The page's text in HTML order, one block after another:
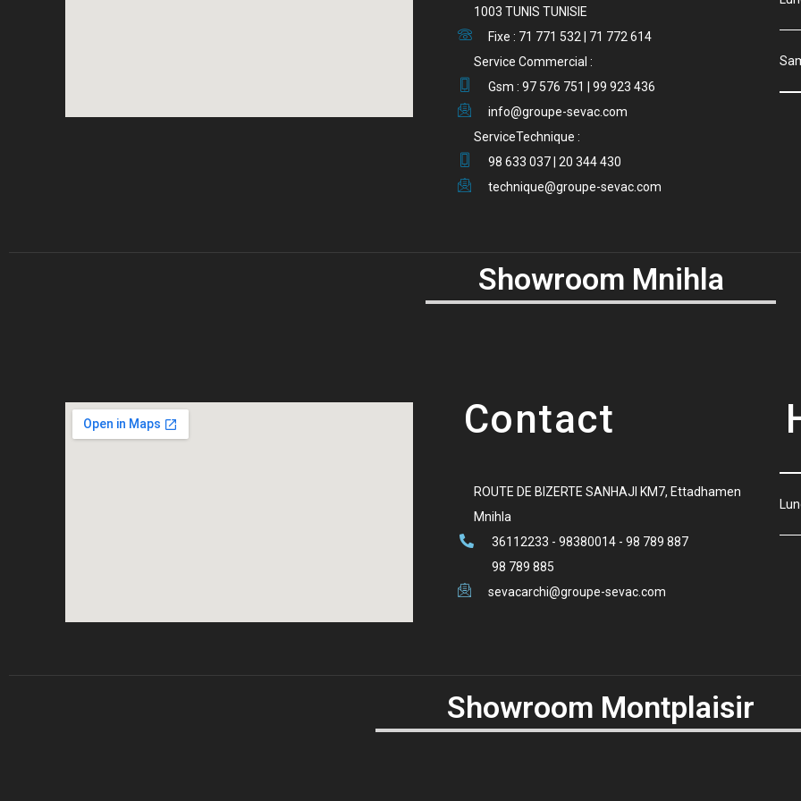
1003 TUNIS TUNISIE
Fixe : 71 771 532 | 71 772 614
Service Commercial :
Gsm : 97 576 751 | 99 923 436
info@groupe-sevac.com
ServiceTechnique :
98 633 037 | 20 344 430
technique@groupe-sevac.com
Showroom Mnihla
Contact
ROUTE DE BIZERTE SANHAJI KM7, Ettadhamen
Mnihla
36112233 - 98380014 - 98 789 887
98 789 885
sevacarchi@groupe-sevac.com
Showroom Montplaisir